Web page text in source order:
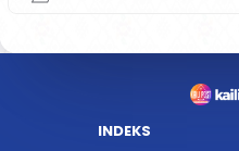
INDEKS